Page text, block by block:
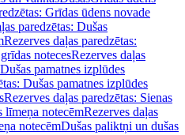
Grīdas ūdens novade
paredzētas: Dušas
Rezerves daļas paredzētas:
notecesRezerves daļas
Dušas pamatnes izplūdes
Dušas pamatnes izplūdes
Rezerves daļas paredzētas: Sienas
līmeņa notecēmRezerves daļas
notecēmDušas paliktņi un dušas